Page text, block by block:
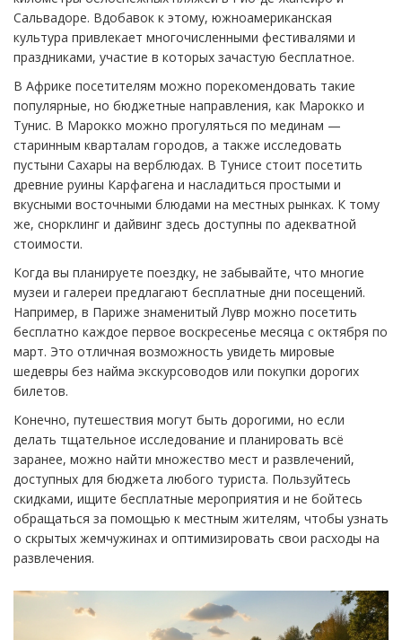
Сальвадоре. Вдобавок к этому, южноамериканская
культура привлекает многочисленными фестивалями и
праздниками, участие в которых зачастую бесплатное.
В Африке посетителям можно порекомендовать такие
популярные, но бюджетные направления, как Марокко и
Тунис. В Марокко можно прогуляться по мединам —
старинным кварталам городов, а также исследовать
пустыни Сахары на верблюдах. В Тунисе стоит посетить
древние руины Карфагена и насладиться простыми и
вкусными восточными блюдами на местных рынках. К тому
же, снорклинг и дайвинг здесь доступны по адекватной
стоимости.
Когда вы планируете поездку, не забывайте, что многие
музеи и галереи предлагают бесплатные дни посещений.
Например, в Париже знаменитый Лувр можно посетить
бесплатно каждое первое воскресенье месяца с октября по
март. Это отличная возможность увидеть мировые
шедевры без найма экскурсоводов или покупки дорогих
билетов.
Конечно, путешествия могут быть дорогими, но если
делать тщательное исследование и планировать всё
заранее, можно найти множество мест и развлечений,
доступных для бюджета любого туриста. Пользуйтесь
скидками, ищите бесплатные мероприятия и не бойтесь
обращаться за помощью к местным жителям, чтобы узнать
о скрытых жемчужинах и оптимизировать свои расходы на
развлечения.